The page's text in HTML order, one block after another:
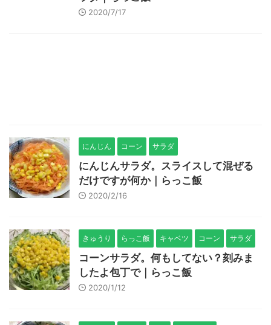
2020/7/17
にんじん コーン サラダ
にんじんサラダ。スライスして混ぜる
だけですが何か｜らっこ飯
2020/2/16
きゅうり らっこ飯 キャベツ コーン サラダ
コーンサラダ。何もしてない？刻みま
したよ包丁で｜らっこ飯
2020/1/12